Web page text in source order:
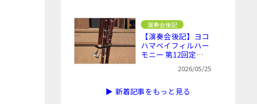
演奏会後記
【演奏会後記】ヨコ
ハマベイフィルハー
モニー 第12回定期
る効果や意味を感じ
2026/05/25
▶ 新着記事をもっと見る